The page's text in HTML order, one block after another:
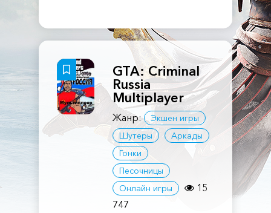
GTA: Criminal
Russia
Multiplayer
Жанр:
Экшен игры
Шутеры
Аркады
Гонки
Песочницы
Онлайн игры
15
747